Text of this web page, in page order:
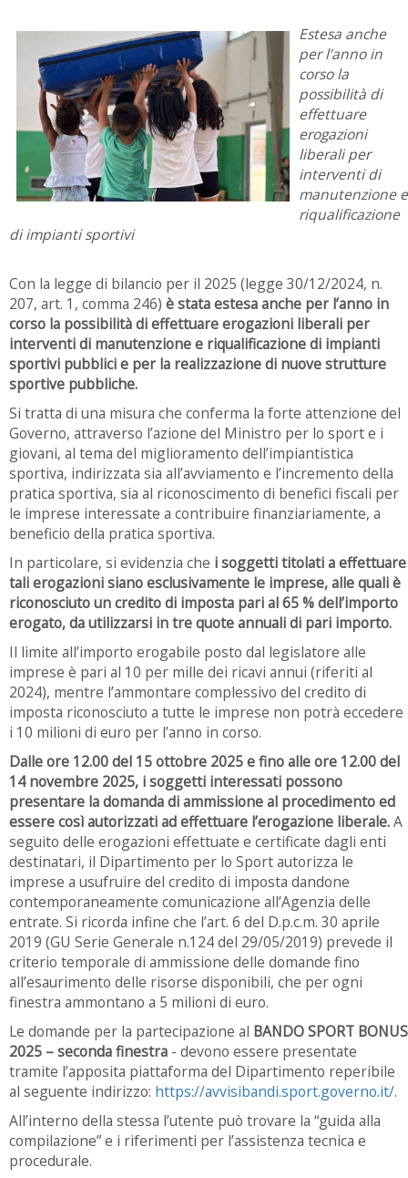
Estesa anche
per l’anno in
corso la
possibilità di
effettuare
erogazioni
liberali per
interventi di
manutenzione e
riqualificazione
di impianti sportivi
Con la legge di bilancio per il 2025 (legge 30/12/2024, n.
207, art. 1, comma 246) è stata estesa anche per l’anno in
corso la possibilità di effettuare erogazioni liberali per
interventi di manutenzione e riqualificazione di impianti
sportivi pubblici e per la realizzazione di nuove strutture
sportive pubbliche.
Si tratta di una misura che conferma la forte attenzione del
Governo, attraverso l’azione del Ministro per lo sport e i
giovani, al tema del miglioramento dell’impiantistica
sportiva, indirizzata sia all’avviamento e l’incremento della
pratica sportiva, sia al riconoscimento di benefici fiscali per
le imprese interessate a contribuire finanziariamente, a
beneficio della pratica sportiva.
In particolare, si evidenzia che i soggetti titolati a effettuare
tali erogazioni siano esclusivamente le imprese, alle quali è
riconosciuto un credito di imposta pari al 65 % dell’importo
erogato, da utilizzarsi in tre quote annuali di pari importo.
Il limite all’importo erogabile posto dal legislatore alle
imprese è pari al 10 per mille dei ricavi annui (riferiti al
2024), mentre l’ammontare complessivo del credito di
imposta riconosciuto a tutte le imprese non potrà eccedere
i 10 milioni di euro per l’anno in corso.
Dalle ore 12.00 del 15 ottobre 2025 e fino alle ore 12.00 del
14 novembre 2025, i soggetti interessati possono
presentare la domanda di ammissione al procedimento ed
essere così autorizzati ad effettuare l’erogazione liberale.A
seguito delle erogazioni effettuate e certificate dagli enti
destinatari, il Dipartimento per lo Sport autorizza le
imprese a usufruire del credito di imposta dandone
contemporaneamente comunicazione all’Agenzia delle
entrate. Si ricorda infine che l’art. 6 del D.p.c.m. 30 aprile
2019 (GU Serie Generale n.124 del 29/05/2019) prevede il
criterio temporale di ammissione delle domande fino
all’esaurimento delle risorse disponibili, che per ogni
finestra ammontano a 5 milioni di euro.
Le domande per la partecipazione al BANDO SPORT BONUS
2025 – seconda finestra - devono essere presentate
tramite l’apposita piattaforma del Dipartimento reperibile
al seguente indirizzo: https://avvisibandi.sport.governo.it/.
All’interno della stessa l’utente può trovare la “guida alla
compilazione” e i riferimenti per l’assistenza tecnica e
procedurale.